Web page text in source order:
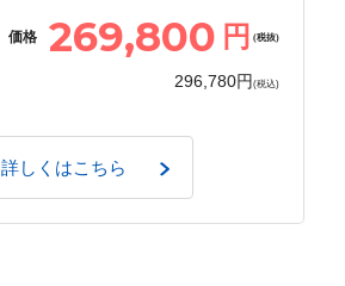
価格 269,800 円 (税抜)
296,780円 (税込)
詳しくはこちら